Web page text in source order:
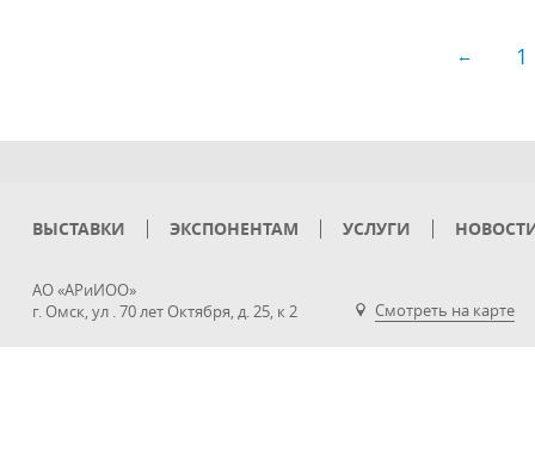
← 1
ВЫСТАВКИ ЭКСПОНЕНТАМ УСЛУГИ
АО «АРиИОО»
г. Омск, ул . 70 лет Октября, д. 25, к 2
Смотреть на карте